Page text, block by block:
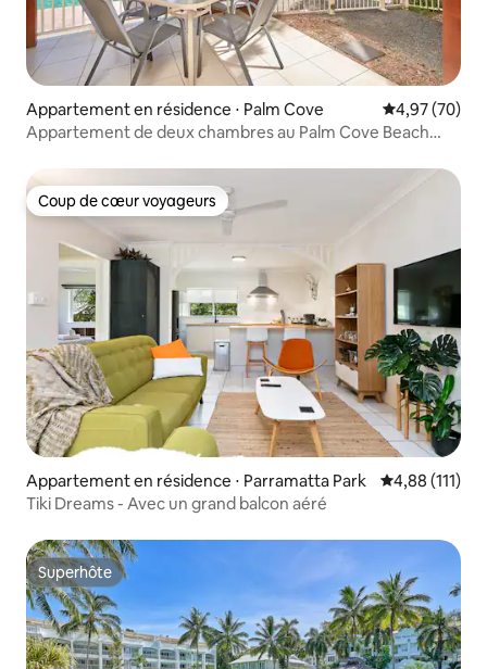
Appartement en résidence ⋅ Palm Cove Évaluation
4,97 (70)
Appartement de deux chambres au Palm Cove Beach
Coup de cœur voyageurs
Coup de cœur voyageurs
Appartement en résidence ⋅ Parramatta Park Évaluation
4,88 (111)
Tiki Dreams - Avec un grand balcon aéré
Superhôte
Superhôte